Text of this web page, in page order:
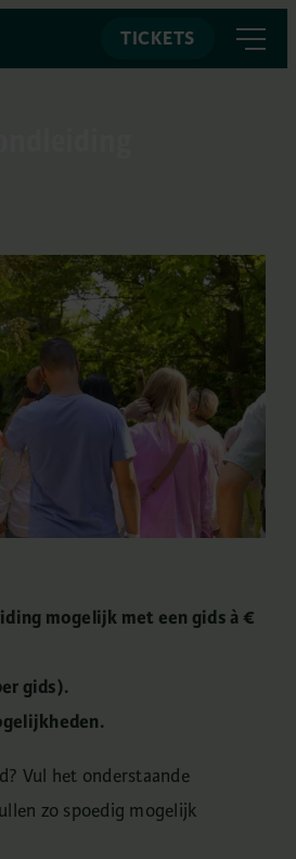
TICKETS
mogelijk met een gids à €
gids).
Vul het onderstaande
zo spoedig mogelijk